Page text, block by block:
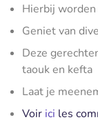
Hierbij
Geniet van
Deze
taouk en kefta
Laat je
Voir ici les